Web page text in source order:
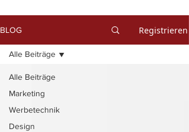
BLOG Registrieren
Alle Beiträge
Marketing
Werbetechnik
Design
Alle Beiträge